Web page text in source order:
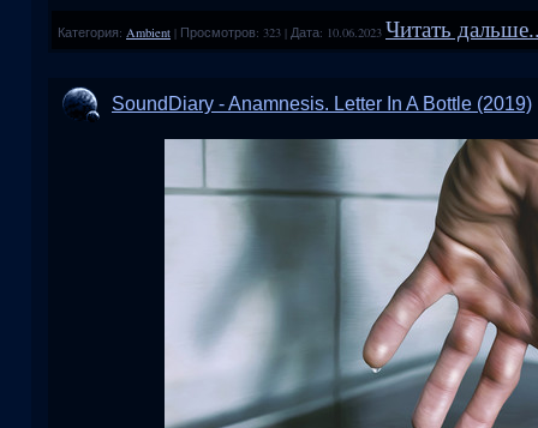
Категория: Ambient | Просмотров: 323 | Дата: 10.06.2023 Читать
SoundDiary - Anamnesis. Letter In A Bottle (2019)